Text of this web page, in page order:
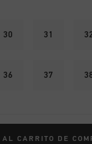
30 31
36 37
CARRITO DE